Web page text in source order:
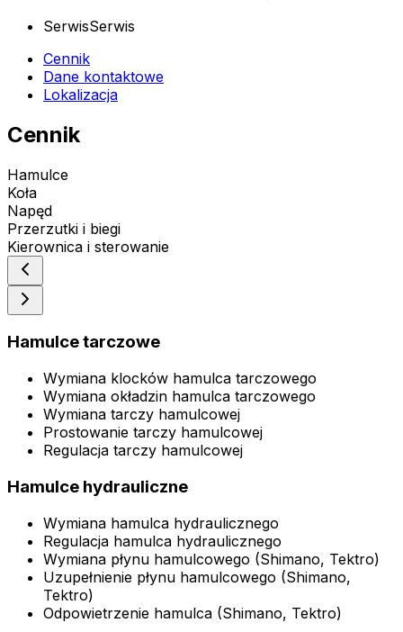
SerwisSerwis
Cennik
Dane kontaktowe
Lokalizacja
Cennik
Hamulce
Koła
Napęd
Przerzutki i biegi
Kierownica i sterowanie
Hamulce tarczowe
Wymiana klocków hamulca tarczowego
Wymiana okładzin hamulca tarczowego
Wymiana tarczy hamulcowej
Prostowanie tarczy hamulcowej
Regulacja tarczy hamulcowej
Hamulce hydrauliczne
Wymiana hamulca hydraulicznego
Regulacja hamulca hydraulicznego
Wymiana płynu hamulcowego (Shimano, Tektro)
Uzupełnienie płynu hamulcowego (Shimano,
Tektro)
Odpowietrzenie hamulca (Shimano, Tektro)